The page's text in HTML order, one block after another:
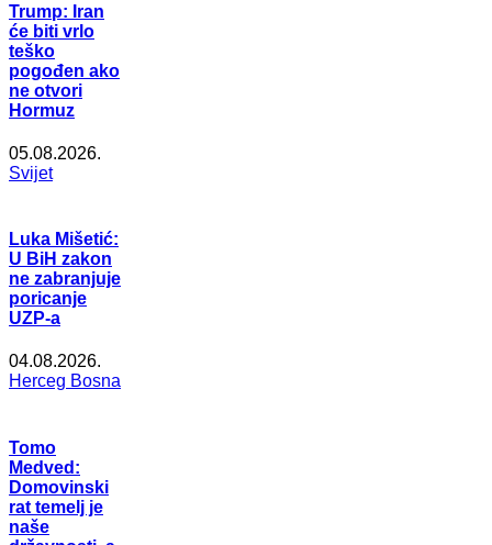
Trump: Iran
će biti vrlo
teško
pogođen ako
ne otvori
Hormuz
05.08.2026.
Svijet
Luka Mišetić:
U BiH zakon
ne zabranjuje
poricanje
UZP-a
04.08.2026.
Herceg Bosna
Tomo
Medved:
Domovinski
rat temelj je
naše